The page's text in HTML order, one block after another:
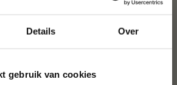
Details Over
gebruik van cookies
extra informatie kun je kijken bij
een berichtje viaWhatsApp